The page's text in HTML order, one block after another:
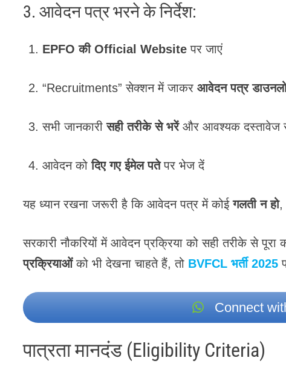
3. आवेदन पत्र भरने के निर्देश:
EPFO की Official Website पर जाएं
“Recruitments” सेक्शन में जाकरआवेदन पत्र
सभी जानकारीसही तरीके से भरेंऔर आवश्यक दस्तावेज
आवेदन कोदिए गए ईमेल पतेपर भेज दें
यह ध्यान रखना जरूरी है कि आवेदन पत्र में कोईगलती न हो,
सरकारी नौकरियों में आवेदन प्रक्रिया को सही तरीके से
प्रक्रियाओंको भी देखना चाहते हैं, तो BVFCL भर्ती 2025
Connect
पात्रता मानदंड (Eligibility Criteria)